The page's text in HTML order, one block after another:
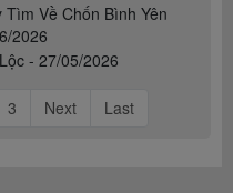
Về Chốn Bình Yên
2026
- 27/05/2026
3 Next Last